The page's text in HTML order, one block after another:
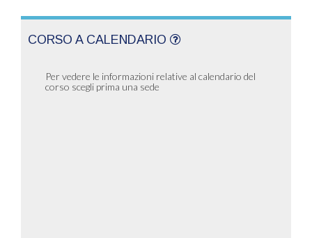
CORSO A CALENDARIO
Per vedere le informazioni relative al calendario del
corso scegli prima una sede